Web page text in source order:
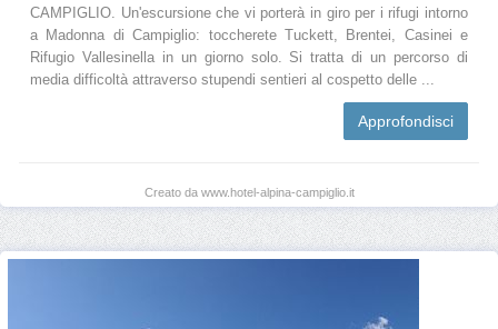
CAMPIGLIO. Un'escursione che vi porterà in giro per i rifugi intorno
a Madonna di Campiglio: toccherete Tuckett, Brentei, Casinei e
Rifugio Vallesinella in un giorno solo. Si tratta di un percorso di
media difficoltà attraverso stupendi sentieri al cospetto delle ...
Approfondisci
Creato da www.hotel-alpina-campiglio.it